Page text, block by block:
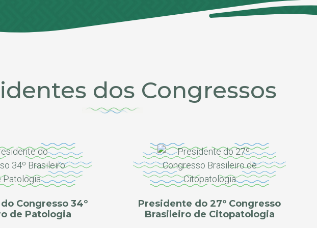
dos Congressos
Congresso 34º
de Patologia
Presidente do 27º Congresso
Brasileiro de Citopatologia